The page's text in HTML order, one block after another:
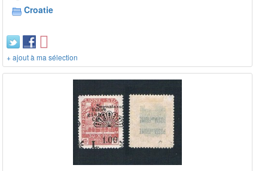
Croatie
+ ajout à ma sélection